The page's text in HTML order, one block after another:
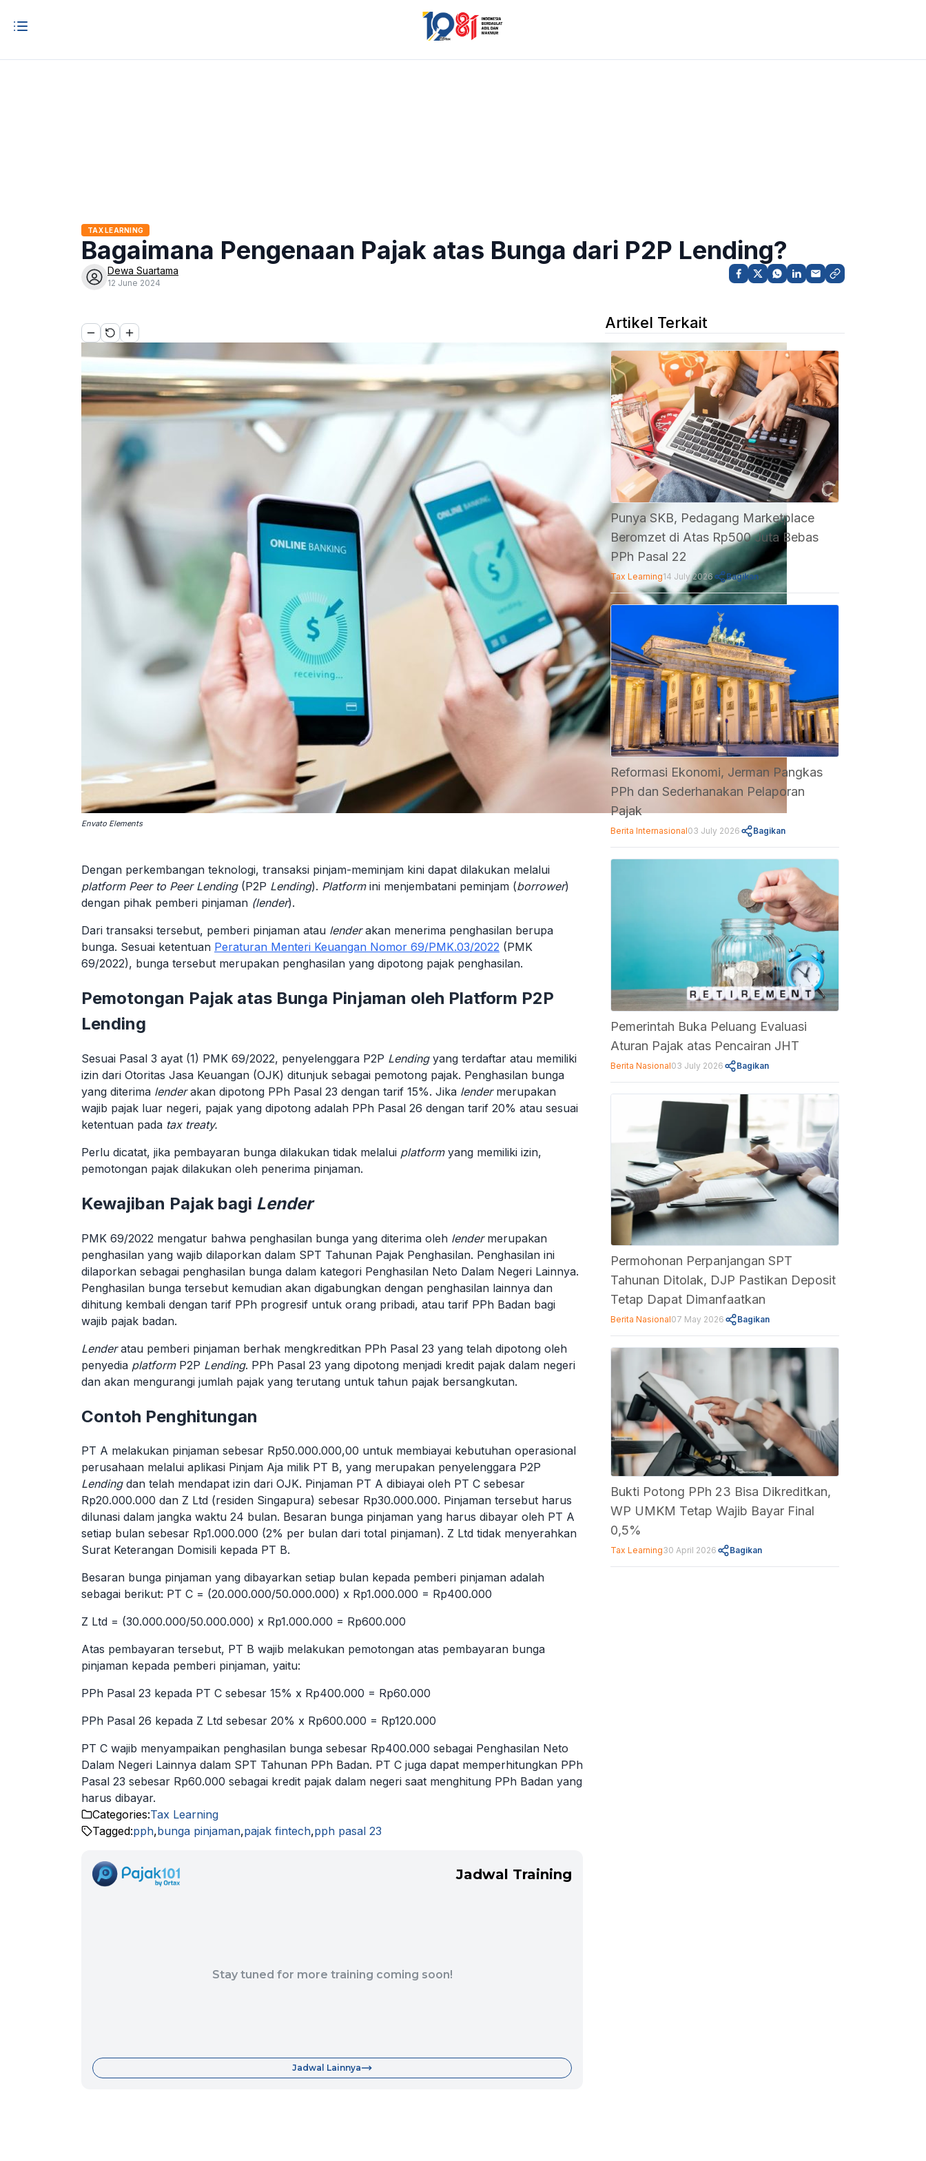
TAX LEARNING
Bagaimana Pengenaan Pajak atas Bunga dari P2P Lending?
Dewa Suartama
12 June 2024
Envato Elements
Dengan perkembangan teknologi, transaksi pinjam-meminjam kini dapat dilakukan melalui
platform Peer to Peer Lending(P2P Lending). Platformini menjembatani peminjam (borrower)
dengan pihak pemberi pinjaman (lender).
Dari transaksi tersebut, pemberi pinjaman atau lenderakan menerima penghasilan berupa
bunga. Sesuai ketentuan Peraturan Menteri Keuangan Nomor 69/PMK.03/2022 (PMK
69/2022), bunga tersebut merupakan penghasilan yang dipotong pajak penghasilan.
Pemotongan Pajak atas Bunga Pinjaman oleh Platform P2P
Lending
Sesuai Pasal 3 ayat (1) PMK 69/2022, penyelenggara P2P Lendingyang terdaftar atau memiliki
izin dari Otoritas Jasa Keuangan (OJK) ditunjuk sebagai pemotong pajak. Penghasilan bunga
yang diterima lenderakan dipotong PPh Pasal 23 dengan tarif 15%. Jika lendermerupakan
wajib pajak luar negeri, pajak yang dipotong adalah PPh Pasal 26 dengan tarif 20% atau sesuai
ketentuan pada tax treaty.
Perlu dicatat, jika pembayaran bunga dilakukan tidak melalui platformyang memiliki izin,
pemotongan pajak dilakukan oleh penerima pinjaman.
Kewajiban Pajak bagi Lender
PMK 69/2022 mengatur bahwa penghasilan bunga yang diterima oleh lendermerupakan
penghasilan yang wajib dilaporkan dalam SPT Tahunan Pajak Penghasilan. Penghasilan ini
dilaporkan sebagai penghasilan bunga dalam kategori Penghasilan Neto Dalam Negeri Lainnya.
Penghasilan bunga tersebut kemudian akan digabungkan dengan penghasilan lainnya dan
dihitung kembali dengan tarif PPh progresif untuk orang pribadi, atau tarif PPh Badan bagi
wajib pajak badan.
Lenderatau pemberi pinjaman berhak mengkreditkan PPh Pasal 23 yang telah dipotong oleh
penyedia platformP2P Lending. PPh Pasal 23 yang dipotong menjadi kredit pajak dalam negeri
dan akan mengurangi jumlah pajak yang terutang untuk tahun pajak bersangkutan.
Contoh Penghitungan
PT A melakukan pinjaman sebesar Rp50.000.000,00 untuk membiayai kebutuhan operasional
perusahaan melalui aplikasi Pinjam Aja milik PT B, yang merupakan penyelenggara P2P
Lendingdan telah mendapat izin dari OJK. Pinjaman PT A dibiayai oleh PT C sebesar
Rp20.000.000 dan Z Ltd (residen Singapura) sebesar Rp30.000.000. Pinjaman tersebut harus
dilunasi dalam jangka waktu 24 bulan. Besaran bunga pinjaman yang harus dibayar oleh PT A
setiap bulan sebesar Rp1.000.000 (2% per bulan dari total pinjaman). Z Ltd tidak menyerahkan
Surat Keterangan Domisili kepada PT B.
Besaran bunga pinjaman yang dibayarkan setiap bulan kepada pemberi pinjaman adalah
sebagai berikut: PT C = (20.000.000/50.000.000) x Rp1.000.000 = Rp400.000
Z Ltd = (30.000.000/50.000.000) x Rp1.000.000 = Rp600.000
Atas pembayaran tersebut, PT B wajib melakukan pemotongan atas pembayaran bunga
pinjaman kepada pemberi pinjaman, yaitu:
PPh Pasal 23 kepada PT C sebesar 15% x Rp400.000 = Rp60.000
PPh Pasal 26 kepada Z Ltd sebesar 20% x Rp600.000 = Rp120.000
PT C wajib menyampaikan penghasilan bunga sebesar Rp400.000 sebagai Penghasilan Neto
Dalam Negeri Lainnya dalam SPT Tahunan PPh Badan. PT C juga dapat memperhitungkan PPh
Pasal 23 sebesar Rp60.000 sebagai kredit pajak dalam negeri saat menghitung PPh Badan yang
harus dibayar.
Categories:Tax Learning
Tagged:pph,bunga pinjaman,pajak fintech,pph pasal 23
Jadwal Training
Stay tuned for more training coming soon!
Jadwal Lainnya
Artikel Terkait
Punya SKB, Pedagang Marketplace
Beromzet di Atas Rp500 Juta Bebas
PPh Pasal 22
Tax Learning14 July 2026 Bagikan
Reformasi Ekonomi, Jerman Pangkas
PPh dan Sederhanakan Pelaporan
Pajak
Berita Internasional03 July 2026 Bagikan
Pemerintah Buka Peluang Evaluasi
Aturan Pajak atas Pencairan JHT
Berita Nasional03 July 2026 Bagikan
Permohonan Perpanjangan SPT
Tahunan Ditolak, DJP Pastikan Deposit
Tetap Dapat Dimanfaatkan
Berita Nasional07 May 2026 Bagikan
Bukti Potong PPh 23 Bisa Dikreditkan,
WP UMKM Tetap Wajib Bayar Final
0,5%
Tax Learning30 April 2026 Bagikan